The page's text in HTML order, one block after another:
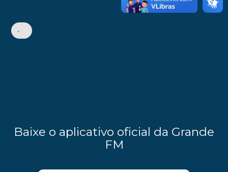
•
Baixe o aplicativo oficial da Grande
FM